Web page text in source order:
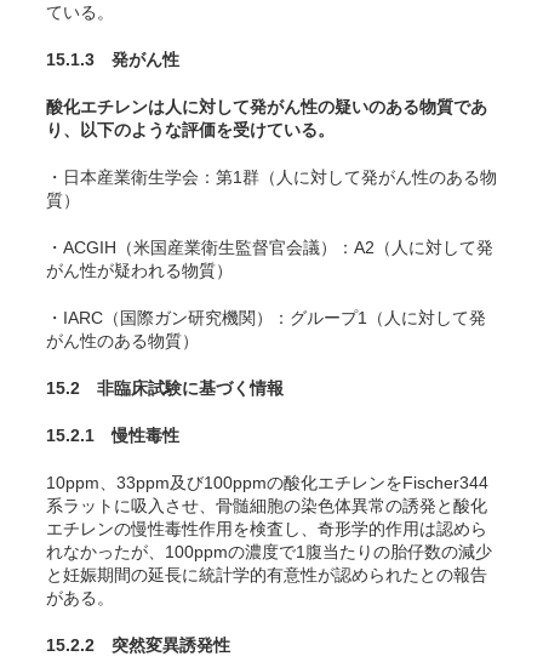
ている 。
15.1.3 発がん性
酸化エチレンは人に対して発がん性の疑いのある物質であ
り、以下のような評価を受けている。
・日本産業衛生学会：第1群（人に対して発がん性のある物
質）
・ACGIH（米国産業衛生監督官会議）：A2（人に対して発
がん性が疑われる物質）
・IARC（国際ガン研究機関）：グループ1（人に対して発
がん性のある物質）
15.2 非臨床試験に基づく情報
15.2.1 慢性毒性
10ppm、33ppm及び100ppmの酸化エチレンをFischer344
系ラットに吸入させ、骨髄細胞の染色体異常の誘発と酸化
エチレンの慢性毒性作用を検査し、奇形学的作用は認めら
れなかったが、100ppmの濃度で1腹当たりの胎仔数の減少
と妊娠期間の延長に統計学的有意性が認められたとの報告
がある 。
15.2.2 突然変異誘発性